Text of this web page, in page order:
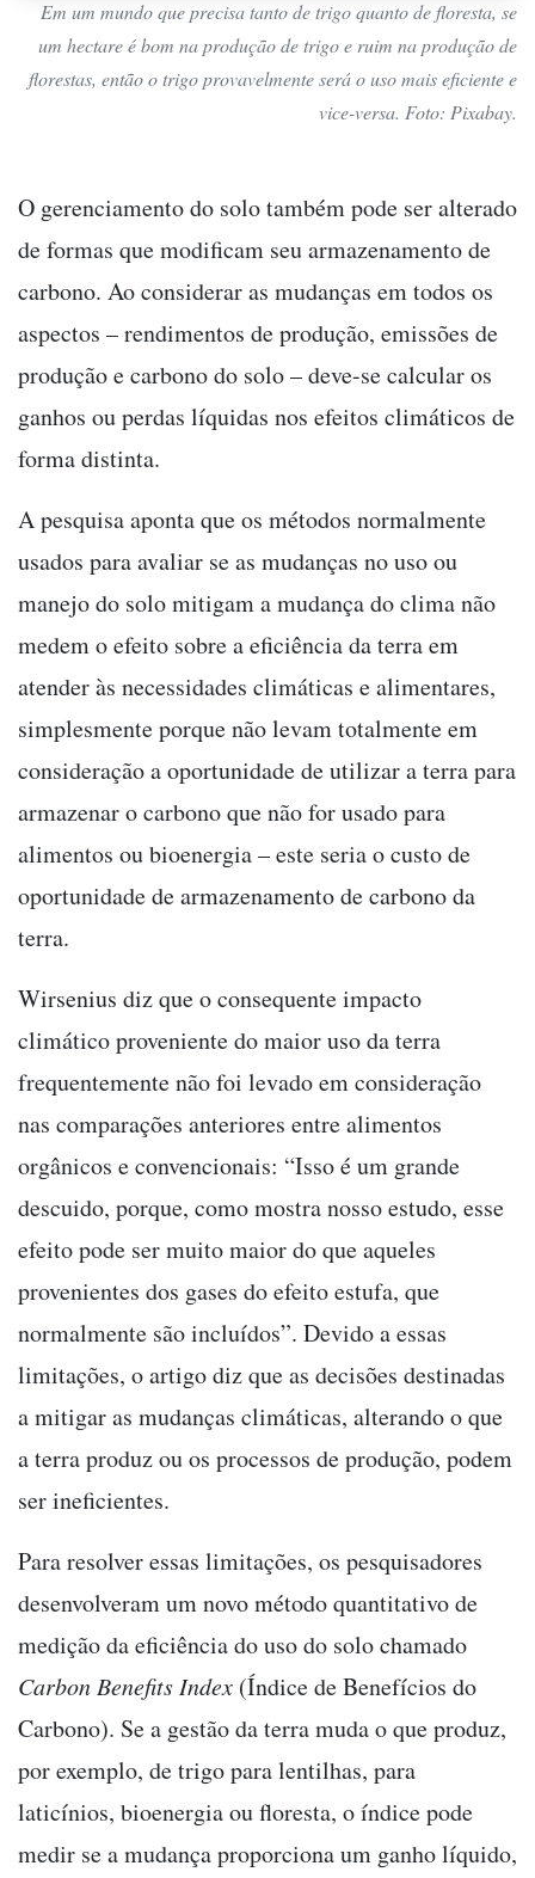
Em um mundo que precisa tanto de trigo quanto de floresta, se
um hectare é bom na produção de trigo e ruim na produção de
florestas, então o trigo provavelmente será o uso mais eficiente e
vice-versa. Foto: Pixabay.
O gerenciamento do solo também pode ser alterado
de formas que modificam seu armazenamento de
carbono. Ao considerar as mudanças em todos os
aspectos – rendimentos de produção, emissões de
produção e carbono do solo – deve-se calcular os
ganhos ou perdas líquidas nos efeitos climáticos de
forma distinta.
A pesquisa aponta que os métodos normalmente
usados para avaliar se as mudanças no uso ou
manejo do solo mitigam a mudança do clima não
medem o efeito sobre a eficiência da terra em
atender às necessidades climáticas e alimentares,
simplesmente porque não levam totalmente em
consideração a oportunidade de utilizar a terra para
armazenar o carbono que não for usado para
alimentos ou bioenergia – este seria o custo de
oportunidade de armazenamento de carbono da
terra.
Wirsenius diz que o consequente impacto
climático proveniente do maior uso da terra
frequentemente não foi levado em consideração
nas comparações anteriores entre alimentos
orgânicos e convencionais: “Isso é um grande
descuido, porque, como mostra nosso estudo, esse
efeito pode ser muito maior do que aqueles
provenientes dos gases do efeito estufa, que
normalmente são incluídos”. Devido a essas
limitações, o artigo diz que as decisões destinadas
a mitigar as mudanças climáticas, alterando o que
a terra produz ou os processos de produção, podem
ser ineficientes.
Para resolver essas limitações, os pesquisadores
desenvolveram um novo método quantitativo de
medição da eficiência do uso do solo chamado
Carbon Benefits Index (Índice de Benefícios do
Carbono). Se a gestão da terra muda o que produz,
por exemplo, de trigo para lentilhas, para
laticínios, bioenergia ou floresta, o índice pode
medir se a mudança proporciona um ganho líquido,